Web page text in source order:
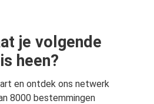
je volgende
heen?
en ontdek ons netwerk
8000 bestemmingen